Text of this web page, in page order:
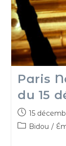
Paris
du 15
15
Bidou /